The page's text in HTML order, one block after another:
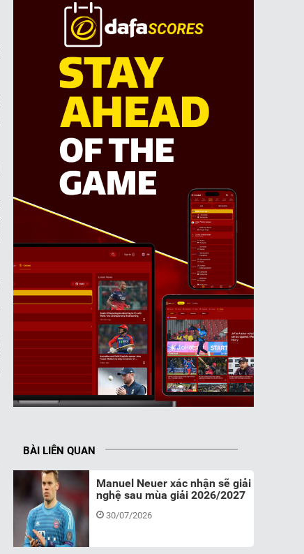
BÀI LIÊN QUAN
Manuel Neuer xác nhận sẽ giải
nghệ sau mùa giải 2026/2027
30/07/2026